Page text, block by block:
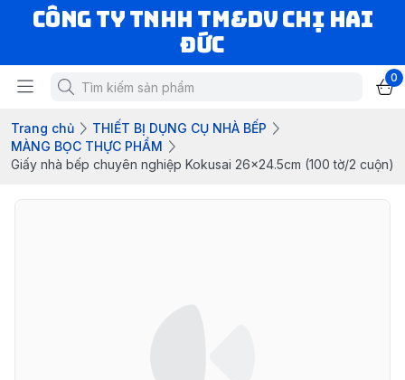
CÔNG TY TNHH TM&DV CHỊ HAI
ĐỨC
0
Trang chủ
THIẾT BỊ DỤNG CỤ NHÀ BẾP
MÀNG BỌC THỰC PHẨM
Giấy nhà bếp chuyên nghiệp Kokusai 26x24.5cm (100 tờ/2 cuộn)